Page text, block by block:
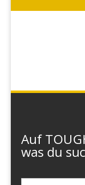
Auf
was du